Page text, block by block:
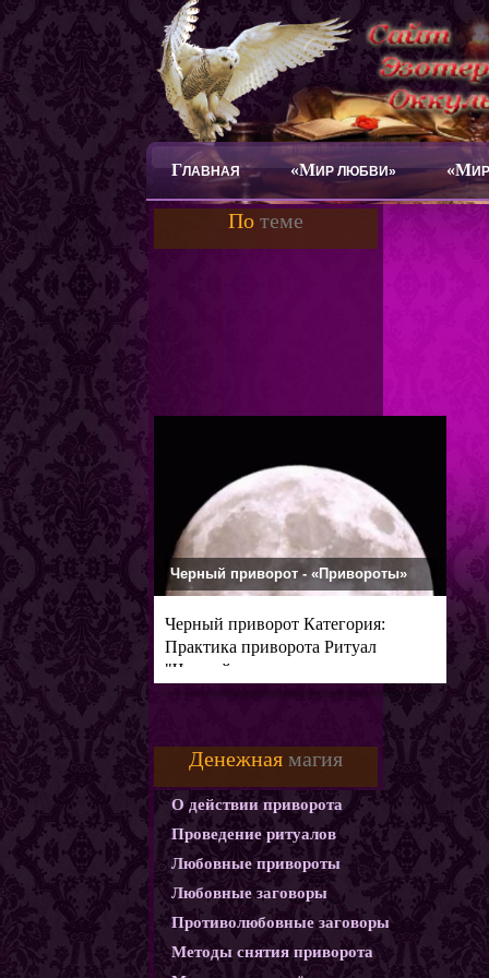
ГЛАВНАЯ «МИР ЛЮБВИ» «М
По теме
Черный приворот - «Привороты»
Черный приворот Категория:
Практика приворота Ритуал
"Черный
Денежная магия
О действии приворота
Проведение ритуалов
Любовные привороты
Любовные заговоры
Противолюбовные заговоры
Методы снятия приворота